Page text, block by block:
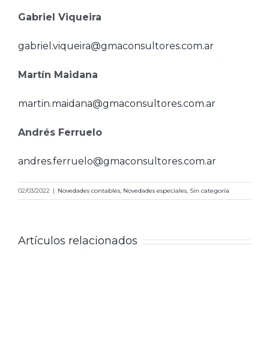
Gabriel Viqueira
gabriel.viqueira@gmaconsultores.com.ar
Martín Maidana
martin.maidana@gmaconsultores.com.ar
Andrés Ferruelo
andres.ferruelo@gmaconsultores.com.ar
02/03/2022 | Novedades contables, Novedades especiales, Sin categoría
Artículos relacionados